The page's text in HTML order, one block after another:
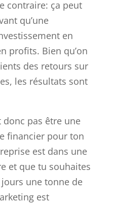
contraire: ça peut
qu’une
en
profits. Bien qu’on
des retours sur
les résultats sont
donc pas être une
financier pour ton
est dans une
et que tu souhaites
une tonne de
est